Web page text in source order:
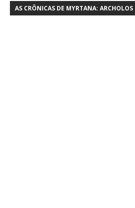
AS CRÔNICAS DE MYRTANA: ARCHOLOS